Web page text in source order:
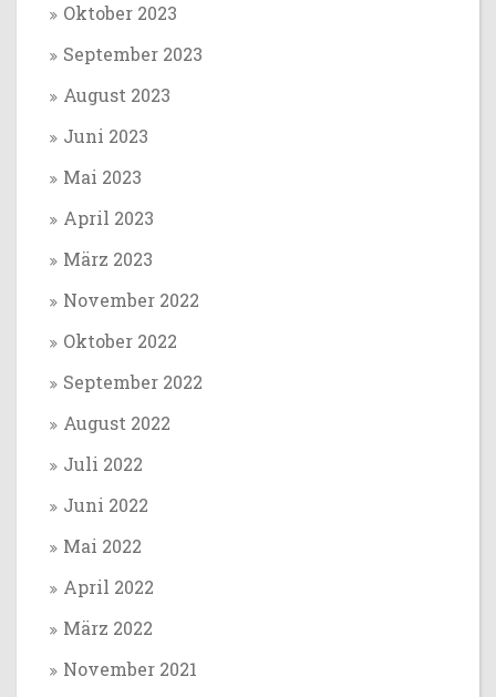
Oktober 2023
September 2023
August 2023
Juni 2023
Mai 2023
April 2023
März 2023
November 2022
Oktober 2022
September 2022
August 2022
Juli 2022
Juni 2022
Mai 2022
April 2022
März 2022
November 2021